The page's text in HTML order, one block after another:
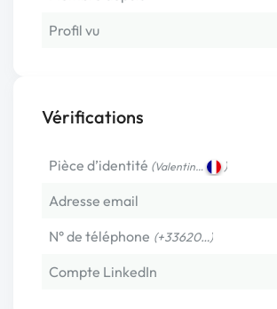
Profil vu
Vérifications
Pièce d’identité (Valentin… )
Adresse email
N° de téléphone (+33620…)
Compte LinkedIn